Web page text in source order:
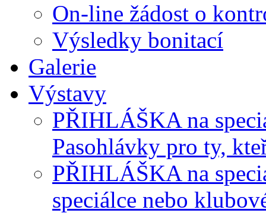
On-line žádost o
Výsledky bonitací
Galerie
Výstavy
PŘIHLÁŠKA na
Pasohlávky pro ty,
PŘIHLÁŠKA na
speciálce nebo